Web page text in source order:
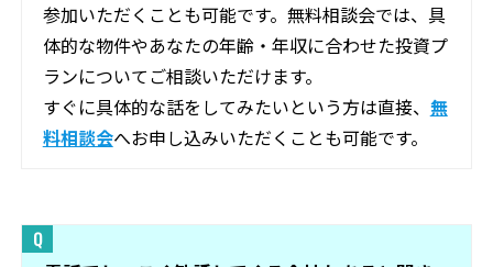
参加いただくことも可能です。無料相談会では、具
体的な物件やあなたの年齢・年収に合わせた投資プ
ランについてご相談いただけます。
すぐに具体的な話をしてみたいという方は直接、 無
料相談会へお申し込みいただくことも可能です。